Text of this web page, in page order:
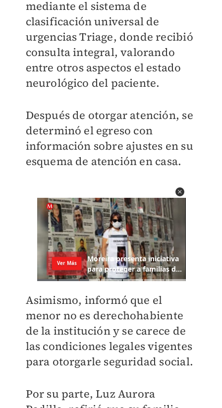
mediante el sistema de
clasificación universal de
urgencias Triage, donde recibió
consulta integral, valorando
entre otros aspectos el estado
neurológico del paciente.
Después de otorgar atención, se
determinó el egreso con
información sobre ajustes en su
esquema de atención en casa.
Asimismo, informó que el
menor no es derechohabiente
de la institución y se carece de
las condiciones legales vigentes
para otorgarle seguridad social.
Por su parte, Luz Aurora